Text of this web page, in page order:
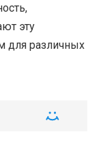
эту
для различных